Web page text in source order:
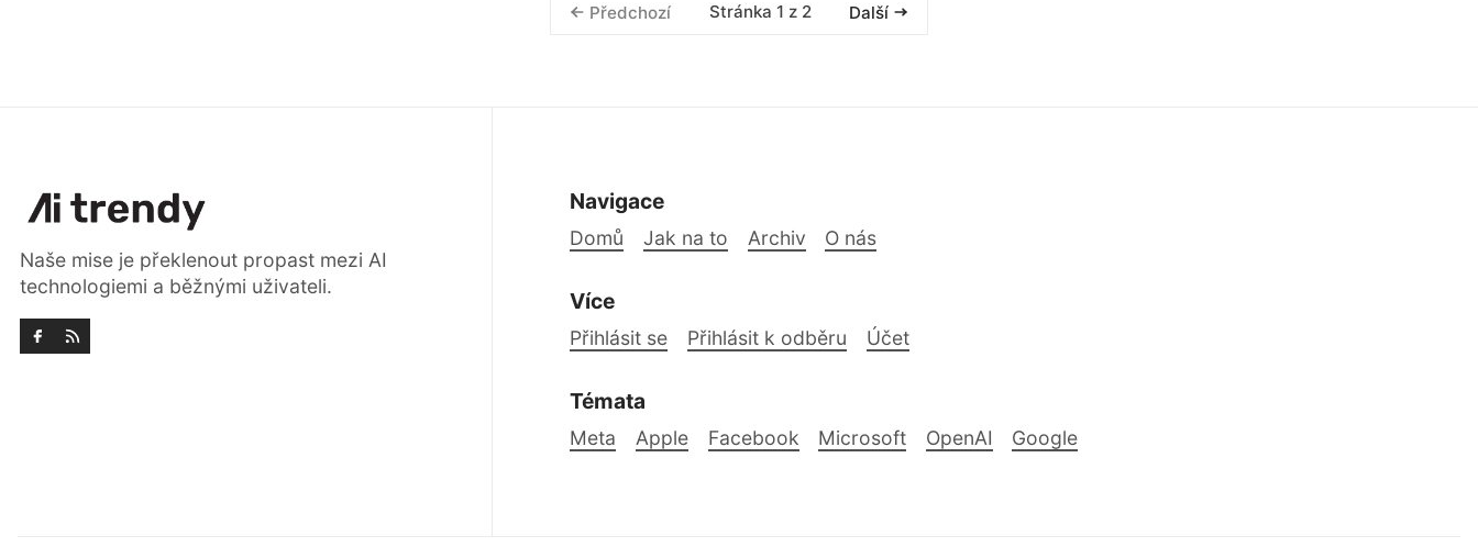
Předchozí Stránka 1 z 2 Další
Naše mise je překlenout propast mezi AI
technologiemi a běžnými uživateli.
Navigace
Domů Jak na to Archiv O nás
Více
Přihlásit se Přihlásit k odběru Účet
Témata
Meta Apple Facebook Microsoft OpenAI Google